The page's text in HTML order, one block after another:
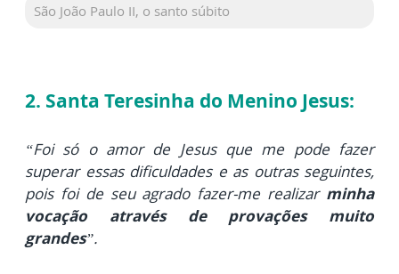
São João Paulo II, o santo súbito
2. Santa Teresinha do Menino Jesus:
“Foi só o amor de Jesus que me pode fazer
superar essas dificuldades e as outras seguintes,
pois foi de seu agrado fazer-me realizar minha
vocação através de provações muito
grandes”.